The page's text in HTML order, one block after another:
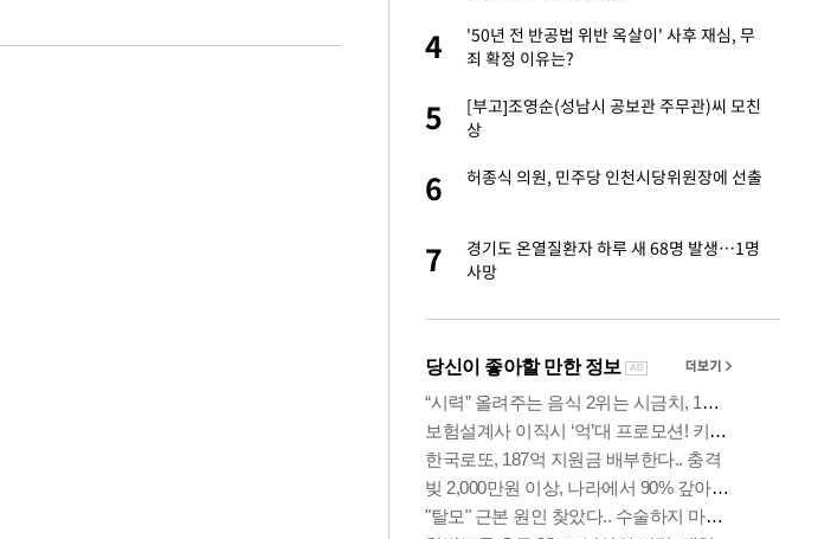
4 4
'50년 전 반공법 위반 옥살이' 사후 재심, 무
죄 확정 이유는?
5
[부고]조영순(성남시 공보관 주무관)씨 모친
상
6 허종식 의원, 민주당 인천시당위원장에 선출
7
경기도 온열질환자 하루 새 68명 발생…1명
사망